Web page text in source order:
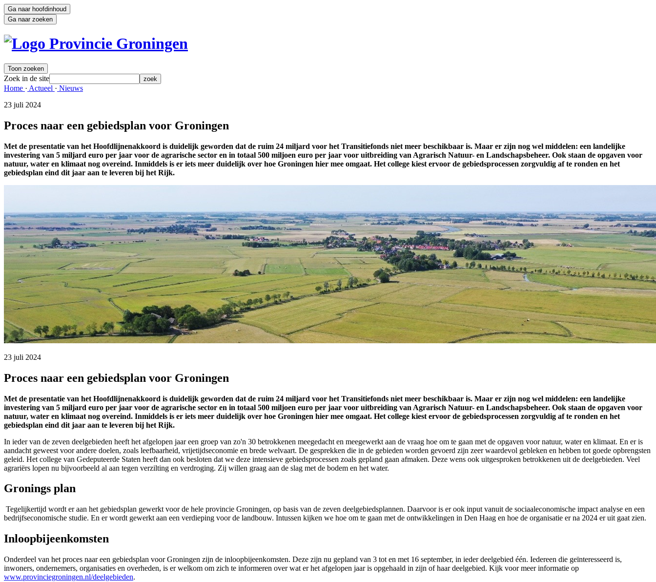
Ga naar hoofdinhoud
Ga naar zoeken
Toon zoeken
Zoek in de site zoek
Home · Actueel · Nieuws
23 juli 2024
Proces naar een gebiedsplan voor Groningen
Met de presentatie van het Hoofdlijnenakkoord is duidelijk geworden dat de ruim 24 miljard voor het Transitiefonds niet meer beschikbaar is. Maar er zijn nog wel middelen: een landelijke
investering van 5 miljard euro per jaar voor de agrarische sector en in totaal 500 miljoen euro per jaar voor uitbreiding van Agrarisch Natuur- en Landschapsbeheer. Ook staan de opgaven voor
natuur, water en klimaat nog overeind. Inmiddels is er iets meer duidelijk over hoe Groningen hier mee omgaat. Het college kiest ervoor de gebiedsprocessen zorgvuldig af te ronden en het
gebiedsplan eind dit jaar aan te leveren bij het Rijk.
23 juli 2024
Proces naar een gebiedsplan voor Groningen
Met de presentatie van het Hoofdlijnenakkoord is duidelijk geworden dat de ruim 24 miljard voor het Transitiefonds niet meer beschikbaar is. Maar er zijn nog wel middelen: een landelijke
investering van 5 miljard euro per jaar voor de agrarische sector en in totaal 500 miljoen euro per jaar voor uitbreiding van Agrarisch Natuur- en Landschapsbeheer. Ook staan de opgaven voor
natuur, water en klimaat nog overeind. Inmiddels is er iets meer duidelijk over hoe Groningen hier mee omgaat. Het college kiest ervoor de gebiedsprocessen zorgvuldig af te ronden en het
gebiedsplan eind dit jaar aan te leveren bij het Rijk.
In ieder van de zeven deelgebieden heeft het afgelopen jaar een groep van zo'n 30 betrokkenen meegedacht en meegewerkt aan de vraag hoe om te gaan met de opgaven voor natuur, water en klimaat. En er is
aandacht geweest voor andere doelen, zoals leefbaarheid, vrijetijdseconomie en brede welvaart. De gesprekken die in de gebieden worden gevoerd zijn zeer waardevol gebleken en hebben tot goede opbrengsten
geleid. Het college van Gedeputeerde Staten heeft dan ook besloten dat we deze intensieve gebiedsprocessen zoals gepland gaan afmaken. Deze wens ook uitgesproken betrokkenen uit de deelgebieden. Veel
agrariërs lopen nu bijvoorbeeld al aan tegen verzilting en verdroging. Zij willen graag aan de slag met de bodem en het water.
Gronings plan
Tegelijkertijd wordt er aan het gebiedsplan gewerkt voor de hele provincie Groningen, op basis van de zeven deelgebiedsplannen. Daarvoor is er ook input vanuit de sociaaleconomische impact analyse en een
bedrijfseconomische studie. En er wordt gewerkt aan een verdieping voor de landbouw. Intussen kijken we hoe om te gaan met de ontwikkelingen in Den Haag en hoe de organisatie er na 2024 er uit gaat zien.
Inloopbijeenkomsten
Onderdeel van het proces naar een gebiedsplan voor Groningen zijn de inloopbijeenkomsten. Deze zijn nu gepland van 3 tot en met 16 september, in ieder deelgebied één. Iedereen die geïnteresseerd is,
inwoners, ondernemers, organisaties en overheden, is er welkom om zich te informeren over wat er het afgelopen jaar is opgehaald in zijn of haar deelgebied. Kijk voor meer informatie op
www.provinciegroningen.nl/deelgebieden.